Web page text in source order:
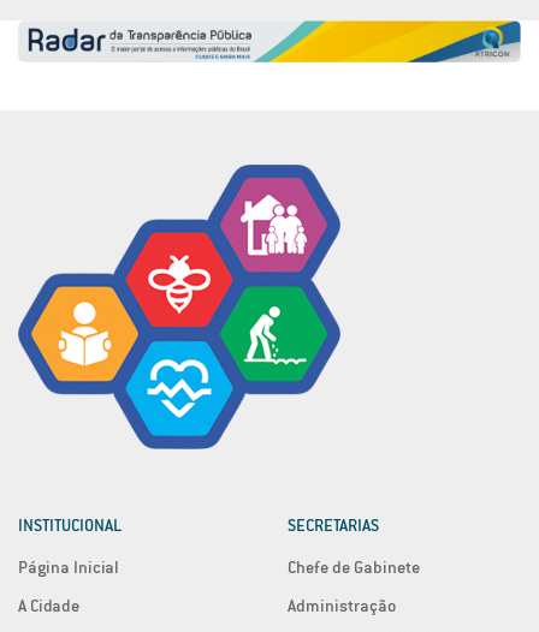
INSTITUCIONAL
Página Inicial
A Cidade
SECRETARIAS
Chefe de Gabinete
Administração